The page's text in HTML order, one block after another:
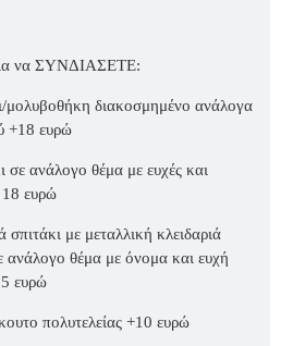
να ΣΥΝΔΙΑΣΕΤΕ:
μολυβοθήκη διακοσμημένο ανάλογα
+18 ευρώ
σε ανάλογο θέμα με ευχές και
18 ευρώ
με μεταλλική κλειδαριά
ανάλογο θέμα με όνομα και ευχή
ευρώ
πολυτελείας +10 ευρώ